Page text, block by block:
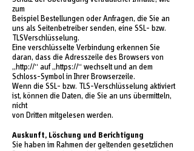
zum
Beispiel Bestellungen oder Anfragen, die Sie an
uns als Seitenbetreiber senden, eine SSL- bzw.
TLSVerschlüsselung.
Eine verschlüsselte Verbindung erkennen Sie
daran, dass die Adresszeile des Browsers von
„http://“ auf „https://“ wechselt und an dem
Schloss-Symbol in Ihrer Browserzeile.
Wenn die SSL- bzw. TLS-Verschlüsselung aktiviert
ist, können die Daten, die Sie an uns übermitteln,
nicht
von Dritten mitgelesen werden.
Auskunft, Löschung und Berichtigung
Sie haben im Rahmen der geltenden gesetzlichen